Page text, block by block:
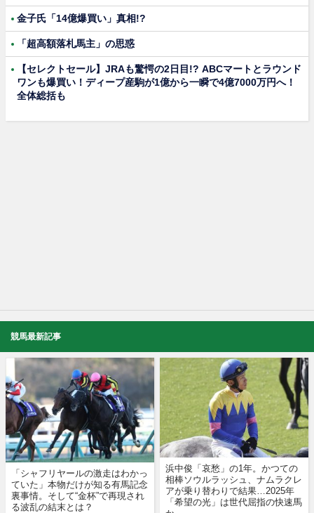
金子氏「14億爆買い」真相!?
「超高額落札馬主」の思惑
【セレクトセール】JRAも驚愕の2日目!? ABCマートとラウンド
ワンも爆買い！ディープ産駒が1億から一瞬で4億7000万円へ！
全体総括も
競馬最新記事
「シャフリヤールの激走はわかっ
ていた」本物だけが知る有馬記念
裏事情。そして“金杯”で再現され
る波乱の結末とは？
浜中俊「哀愁」の1年。かつての
相棒ソウルラッシュ、ナムラクレ
アが乗り替わりで結果…2025年
「希望の光」は世代屈指の快速馬